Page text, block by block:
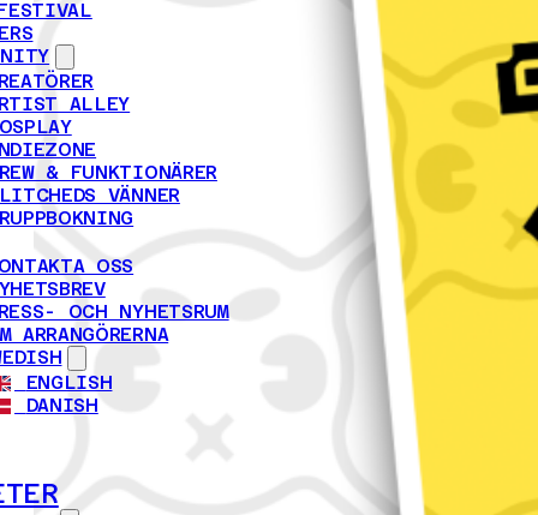
ALLEY
& FUNKTIONÄRER
VÄNNER
OSS
OCH NYHETSRUM
ARRANGÖRERNA
ENGLISH
DANISH